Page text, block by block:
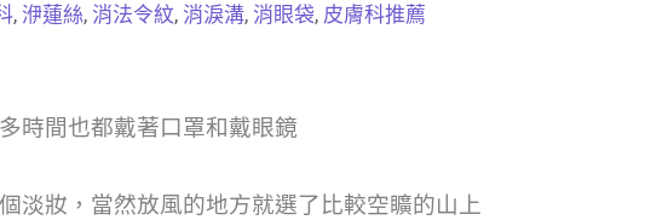
, 洢蓮絲, 消法令紋, 消淚溝, 消眼袋, 皮膚科推薦
時間也都戴著口罩和戴眼鏡
淡妝，當然放風的地方就選了比較空矌的山上